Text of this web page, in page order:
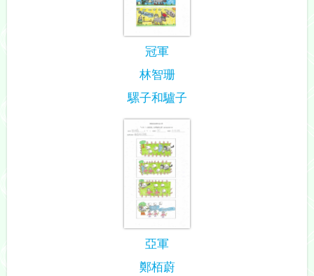
冠軍
林智珊
騾子和驢子
亞軍
鄭栢蔚